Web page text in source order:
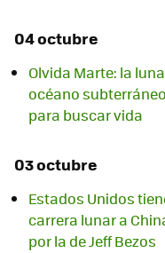
04 octubre
Olvida Marte: la
océano
para buscar vida
03 octubre
Estados Unidos
carrera lunar a
por la de Jeff Bezos